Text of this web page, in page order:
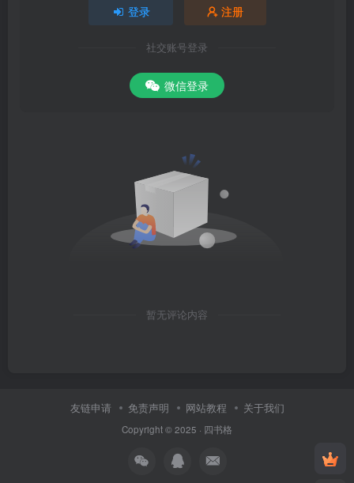
登录 注册
社交账号登录
微信登录
暂无评论内容
友链申请 免责声明 网站教程 关于我们
Copyright © 2025 · 四书格